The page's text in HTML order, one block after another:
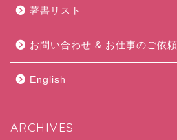
著書リスト
お問い合わせ & お仕事のご依頼
English
ARCHIVES